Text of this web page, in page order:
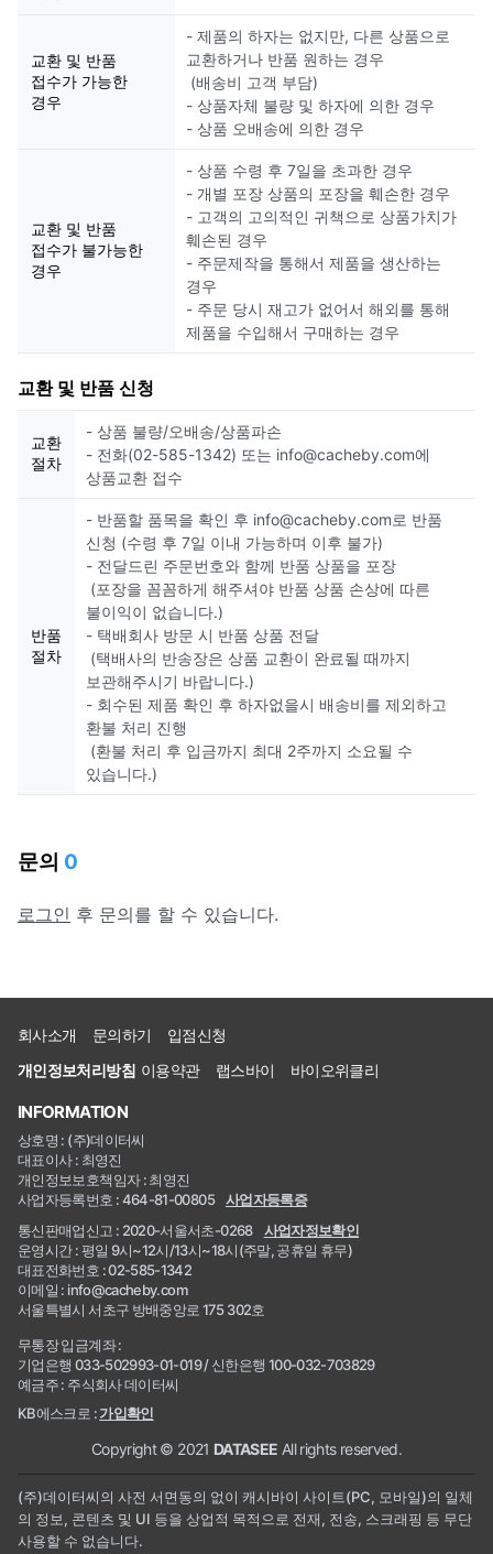
교환 및 반품
접수가 가능한
경우
- 제품의 하자는 없지만, 다른 상품으로
교환하거나 반품 원하는 경우
(배송비 고객 부담)
- 상품자체 불량 및 하자에 의한 경우
- 상품 오배송에 의한 경우
교환 및 반품
접수가 불가능한
경우
- 상품 수령 후 7일을 초과한 경우
- 개별 포장 상품의 포장을 훼손한 경우
- 고객의 고의적인 귀책으로 상품가치가
훼손된 경우
- 주문제작을 통해서 제품을 생산하는
경우
- 주문 당시 재고가 없어서 해외를 통해
제품을 수입해서 구매하는 경우
교환 및 반품 신청
교환
절차
- 상품 불량/오배송/상품파손
- 전화(02-585-1342) 또는 info@cacheby.com에
상품교환 접수
반품
절차
- 반품할 품목을 확인 후 info@cacheby.com로 반품
신청 (수령 후 7일 이내 가능하며 이후 불가)
- 전달드린 주문번호와 함께 반품 상품을 포장
(포장을 꼼꼼하게 해주셔야 반품 상품 손상에 따른
불이익이 없습니다.)
- 택배회사 방문 시 반품 상품 전달
(택배사의 반송장은 상품 교환이 완료될 때까지
보관해주시기 바랍니다.)
- 회수된 제품 확인 후 하자없을시 배송비를 제외하고
환불 처리 진행
(환불 처리 후 입금까지 최대 2주까지 소요될 수
있습니다.)
문의 0
로그인 후 문의를 할 수 있습니다.
회사소개 문의하기
입점신청
개인정보처리방침 이용약관 랩스바이 바이오위클리
INFORMATION
상호명 : (주)데이터씨
대표이사 : 최영진
개인정보보호책임자 : 최영진
사업자등록번호 : 464-81-00805
사업자등록증
통신판매업신고 : 2020-서울서초-0268
사업자정보확인
운영시간 : 평일 9시~12시/13시~18시(주말, 공휴일 휴무)
대표전화번호 : 02-585-1342
이메일 : info@cacheby.com
서울특별시 서초구 방배중앙로 175 302호
무통장 입금계좌 :
기업은행 033-502993-01-019 / 신한은행 100-032-703829
예금주 : 주식회사 데이터씨
KB에스크로 :가입확인
Copyright © 2021 DATASEE All rights reserved.
(주)데이터씨의 사전 서면동의 없이 캐시바이 사이트(PC, 모바일)의 일체
의 정보, 콘텐츠 및 UI 등을 상업적 목적으로 전재, 전송, 스크래핑 등 무단
사용할 수 없습니다.